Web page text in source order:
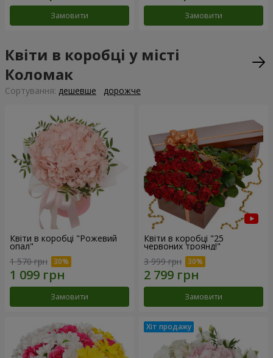
Замовити Замовити
Квіти в коробці у місті
Коломак
Сортування: дешевше дорожче
Квіти в коробці "Рожевий
опал"
1 570 грн
Замовити
Квіти в коробці "25
червоних троянд!"
3 999 грн
Замовити